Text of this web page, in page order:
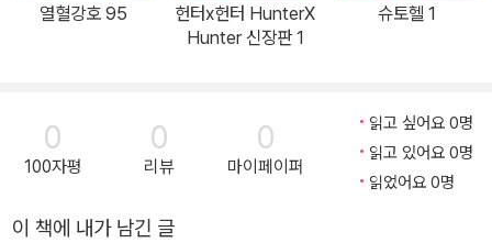
열혈강호 95
헌터x헌터 HunterX
Hunter 신장판 1
슈토헬 1
0
100자평
0
리뷰
0
마이페이퍼
읽고 싶어요 0명
읽고 있어요 0명
읽었어요 0명
이 책에 내가 남긴 글